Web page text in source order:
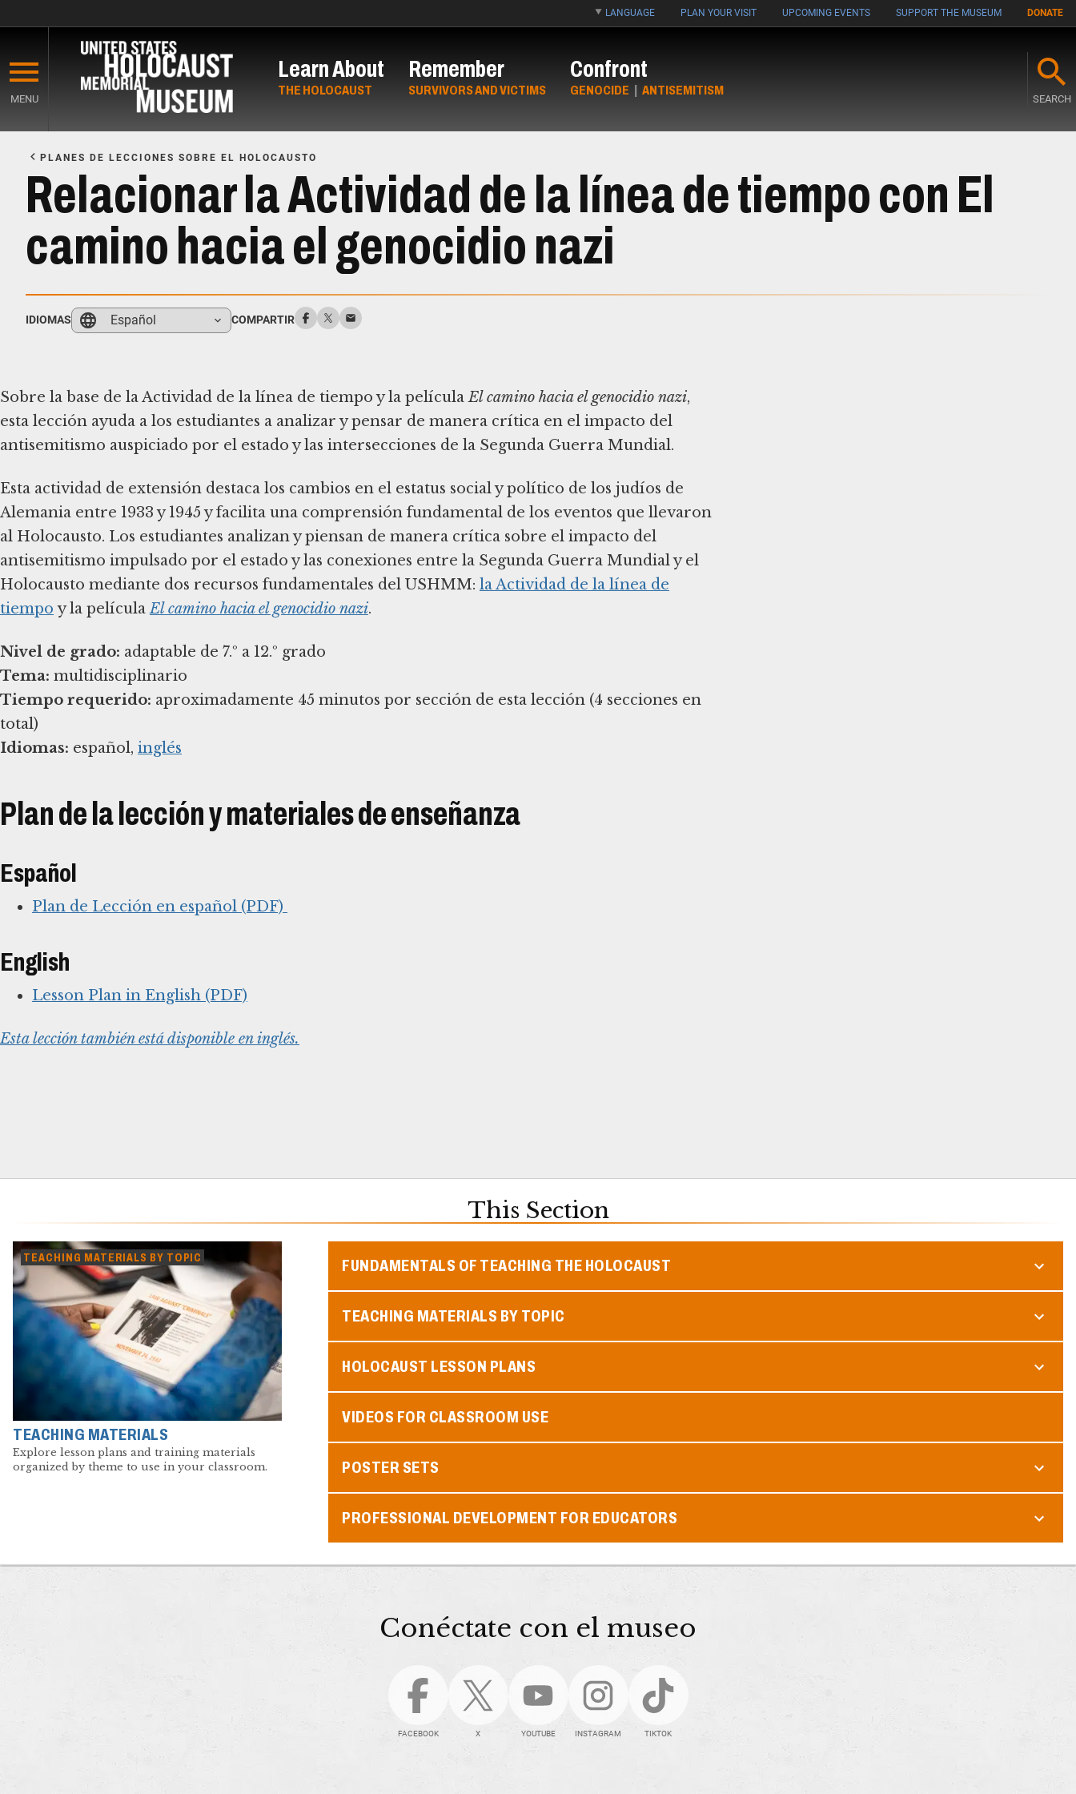
main
content
LANGUAGE PLAN YOUR VISIT UPCOMING EVENTS SUPPORT THE MUSEUM DONATE
MENU
Learn About
THE HOLOCAUST
Remember
SURVIVORS AND VICTIMS
Confront
GENOCIDE | ANTISEMITISM
SEARCH
Content
PLANES DE LECCIONES SOBRE EL HOLOCAUSTO
Relacionar la Actividad de la línea de tiempo con El
camino hacia el genocidio nazi
IDIOMAS Español COMPARTIR
Sobre la base de la Actividad de la línea de tiempo y la películaEl camino hacia el genocidio nazi,
esta lección ayuda a los estudiantes a analizar y pensar de manera crítica en el impacto del
antisemitismo auspiciado por el estado y las intersecciones de la Segunda Guerra Mundial.
Esta actividad de extensión destaca los cambios en el estatus social y político de los judíos de
Alemania entre 1933 y 1945 y facilita una comprensión fundamental de los eventos que llevaron
al Holocausto. Los estudiantes analizan y piensan de manera crítica sobre el impacto del
antisemitismo impulsado por el estado y las conexiones entre la Segunda Guerra Mundial y el
Holocausto mediante dos recursos fundamentales del USHMM: la Actividad de la línea de
tiempo y la películaEl camino hacia el genocidio nazi.
Nivel de grado:
Tema:
Tiempo requerido: aproximadamente 45 minutos por sección de esta lección (4 secciones en
Idiomas: español, inglés
Plan de la lección y materiales de enseñanza
Español
Plan de Lección en español (PDF)
English
Lesson Plan in English (PDF)
Esta lección también está disponible en inglés.
This Section
TEACHING MATERIALS BY TOPIC
TEACHING MATERIALS
Explore lesson plans and training materials
organized by theme to use in your classroom.
FUNDAMENTALS OF TEACHING THE HOLOCAUST
TEACHING MATERIALS BY TOPIC
HOLOCAUST LESSON PLANS
VIDEOS FOR CLASSROOM USE
POSTER SETS
PROFESSIONAL DEVELOPMENT FOR EDUCATORS
Conéctate con el museo
FACEBOOK X YOUTUBE INSTAGRAM TIKTOK